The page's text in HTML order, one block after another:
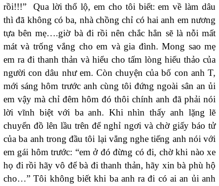
rồi!!!” Qua lời thổ lộ, em cho tôi biết: em về làm dâu
thì đã không có ba, nhà chồng chỉ có hai anh em nương
tựa bên mẹ….giờ bà đi rồi nên chắc hẳn sẽ là nỗi mất
mát và trống vắng cho em và gia đình. Mong sao mẹ
em ra đi thanh thản và hiểu cho tấm lòng hiếu thảo của
người con dâu như em. Còn chuyện của bố con anh T,
mới sáng hôm trước anh cùng tôi đứng ngoài sân an ủi
em vậy mà chỉ đêm hôm đó thôi chính anh đã phải nói
lời vĩnh biệt với ba anh. Khi nhìn thấy anh lặng lẽ
chuyển đồ lên lầu trên để nghỉ ngơi và chờ giấy báo tử
của ba anh trong đầu tôi lại vẳng nghe tiếng anh nói với
em gái hôm trước: “em ở đó đừng có đi, chờ khi nào xe
họ đi rồi hãy vô để bà đi thanh thản, hãy xin bà phù hộ
cho…” Tôi không biết khi ba anh ra đi có ai an ủi anh